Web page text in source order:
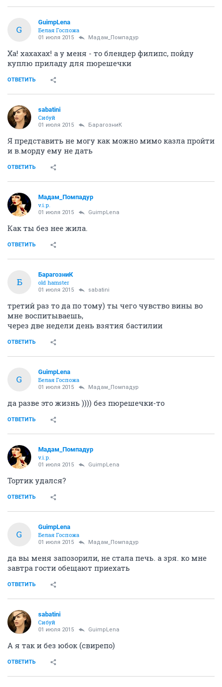
G
GuimpLena
Белая Госпожа
01 июля 2015 Мадам_Помпадур
Ха! хахахах! а у меня - то блендер филипс, пойду
куплю приладу для пюрешечки
ОТВЕТИТЬ
sabatini
Сибуй
01 июля 2015 БарагозниК
Я представить не могу как можно мимо казла пройти
и в.морду ему не дать
ОТВЕТИТЬ
Мадам_Помпадур
v.i.p.
01 июля 2015 GuimpLena
Как ты без нее жила.
ОТВЕТИТЬ
Б
БарагозниК
old hamster
01 июля 2015 sabatini
третий раз то да по тому) ты чего чувство вины во
мне воспитываешь,
через две недели день взятия бастилии
ОТВЕТИТЬ
G
GuimpLena
Белая Госпожа
01 июля 2015 Мадам_Помпадур
да разве это жизнь )))) без пюрешечки-то
ОТВЕТИТЬ
Мадам_Помпадур
v.i.p.
01 июля 2015 GuimpLena
Тортик удался?
ОТВЕТИТЬ
G
GuimpLena
Белая Госпожа
01 июля 2015 Мадам_Помпадур
да вы меня запозорили, не стала печь. а зря. ко мне
завтра гости обещают приехать
ОТВЕТИТЬ
sabatini
Сибуй
01 июля 2015 GuimpLena
А я так и без юбок (свирепо)
ОТВЕТИТЬ